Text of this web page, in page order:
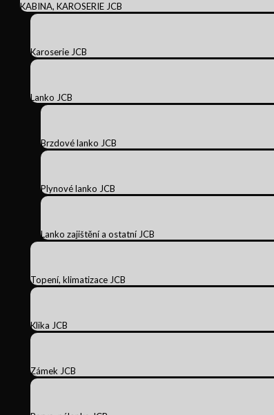
KABINA, KAROSERIE JCB
Karoserie JCB
Lanko JCB
Brzdové lanko JCB
Plynové lanko JCB
Lanko zajištění a ostatní JCB
Topení, klimatizace JCB
Klika JCB
Zámek JCB